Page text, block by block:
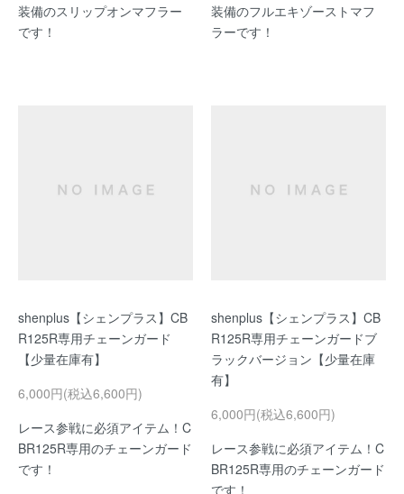
装備のスリップオンマフラー
です！
装備のフルエキゾーストマフ
ラーです！
shenplus【シェンプラス】CB
R125R専用チェーンガード
【少量在庫有】
6,000円(税込6,600円)
レース参戦に必須アイテム！C
BR125R専用のチェーンガード
です！
shenplus【シェンプラス】CB
R125R専用チェーンガードブ
ラックバージョン【少量在庫
有】
6,000円(税込6,600円)
レース参戦に必須アイテム！C
BR125R専用のチェーンガード
です！